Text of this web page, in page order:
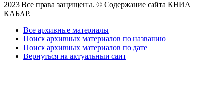
2023 Все права защищены. © Содержание сайта КНИА
КАБАР.
Все архивные материалы
Поиск архивных материалов по названию
Поиск архивных материалов по дате
Вернуться на актуальный сайт